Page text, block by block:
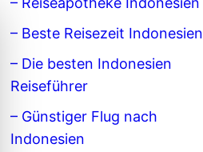
– Beste Reisezeit Indonesien
– Die besten Indonesien
Reiseführer
– Günstiger Flug nach
Indonesien